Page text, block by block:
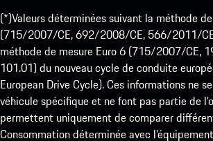
(*)Valeurs déterminées suivant la méthode
(715/2007/CE, 692/2008/CE, 566/2011/
méthode de mesure Euro 6 (715/2007/CE,
101.01) du nouveau cycle de conduite
European Drive Cycle). Ces informations ne
véhicule spécifique et ne font pas partie de
permettent uniquement de comparer
Consommation déterminée avec